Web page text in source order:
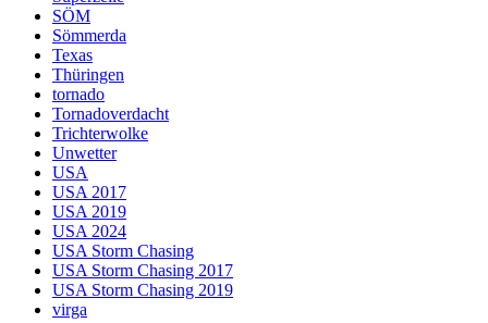
SÖM
Sömmerda
Texas
Thüringen
tornado
Tornadoverdacht
Trichterwolke
Unwetter
USA
USA 2017
USA 2019
USA 2024
USA Storm Chasing
USA Storm Chasing 2017
USA Storm Chasing 2019
virga